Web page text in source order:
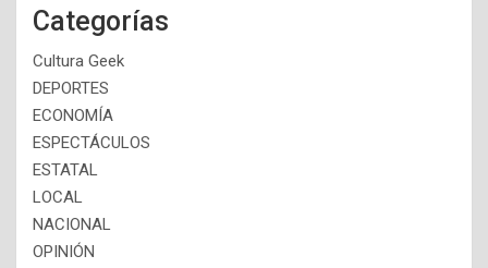
Categorías
Cultura Geek
DEPORTES
ECONOMÍA
ESPECTÁCULOS
ESTATAL
LOCAL
NACIONAL
OPINIÓN